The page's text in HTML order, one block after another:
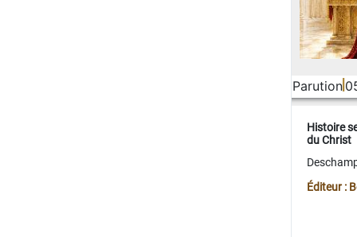
Parution
Histoire
du Christ
Éditeur :